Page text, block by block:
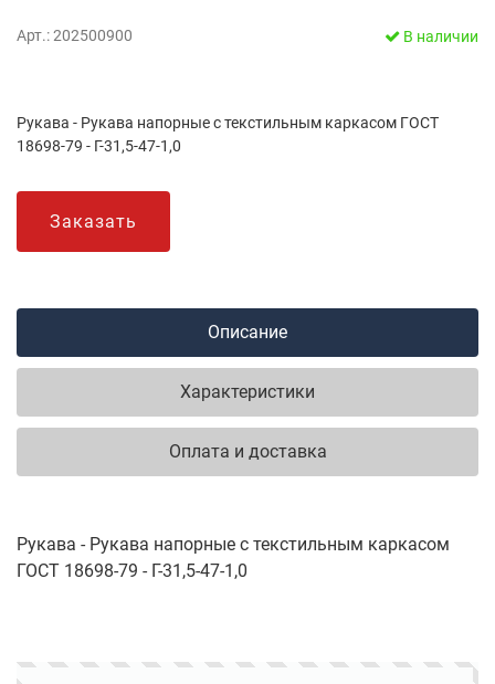
Арт.: 202500900 В наличии
Рукава - Рукава напорные с текстильным каркасом ГОСТ
18698-79 - Г-31,5-47-1,0
Заказать
Описание
Характеристики
Оплата и доставка
Рукава - Рукава напорные с текстильным каркасом
ГОСТ 18698-79 - Г-31,5-47-1,0